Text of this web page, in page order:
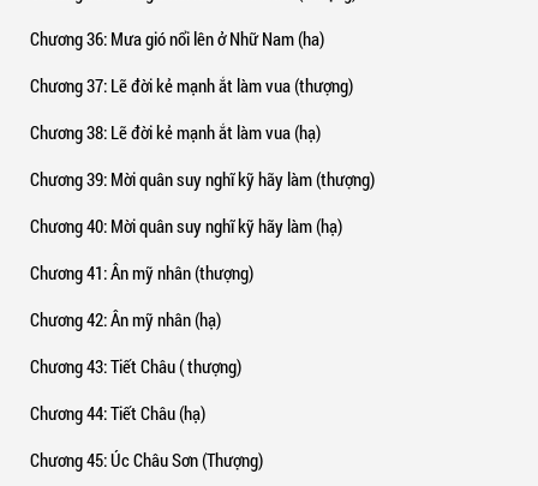
Chương 36: Mưa gió nổi lên ở Nhữ Nam (ha)
Chương 37: Lẽ đời kẻ mạnh ắt làm vua (thượng)
Chương 38: Lẽ đời kẻ mạnh ắt làm vua (hạ)
Chương 39: Mời quân suy nghĩ kỹ hãy làm (thượng)
Chương 40: Mời quân suy nghĩ kỹ hãy làm (hạ)
Chương 41: Ân mỹ nhân (thượng)
Chương 42: Ân mỹ nhân (hạ)
Chương 43: Tiết Châu ( thượng)
Chương 44: Tiết Châu (hạ)
Chương 45: Úc Châu Sơn (Thượng)